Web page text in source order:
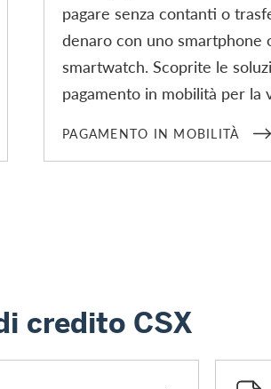
pagare senza contanti o
denaro con uno smartphone
smartwatch. Scoprite le
pagamento in mobilità per la
PAGAMENTO IN MOBILITÀ
credito CSX